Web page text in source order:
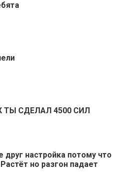
СДЕЛАЛ 4500 СИЛ
друг настройка потому что
но разгон падает